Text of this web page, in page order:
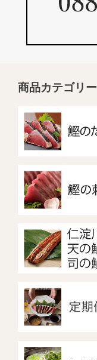
商品カテゴリー